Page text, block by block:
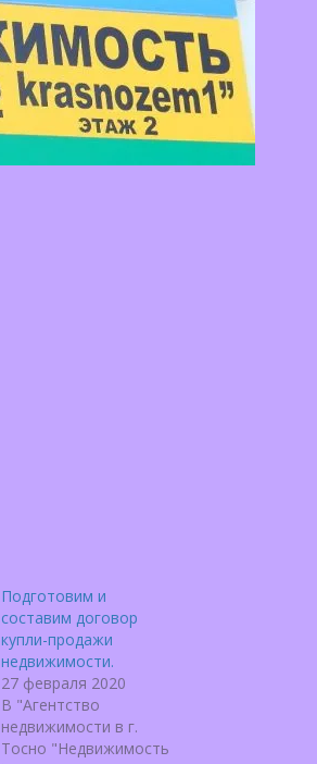
Подготовим и
составим договор
купли-продажи
недвижимости.
27 февраля 2020
В "Агентство
недвижимости в г.
Тосно "Недвижимость